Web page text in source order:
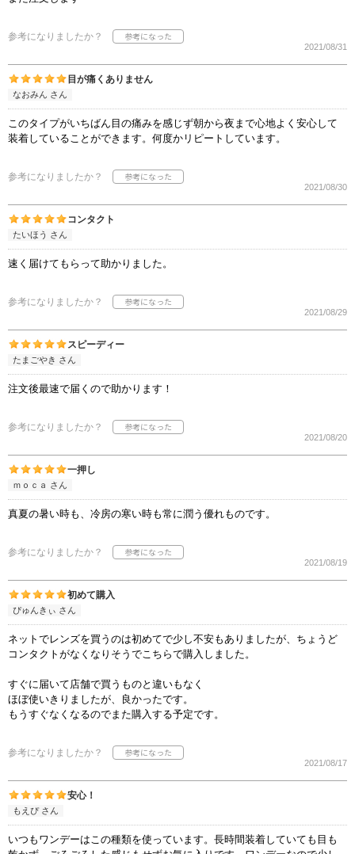
参考になりましたか？
2021/08/31
目が痛くありません
なおみん さん
このタイプがいちばん目の痛みを感じず朝から夜まで心地よく安心して
装着していることができます。何度かリピートしています。
参考になりましたか？
2021/08/30
コンタクト
たいほう さん
速く届けてもらって助かりました。
参考になりましたか？
2021/08/29
スピーディー
たまごやき さん
注文後最速で届くので助かります！
参考になりましたか？
2021/08/20
一押し
ｍｏｃａ さん
真夏の暑い時も、冷房の寒い時も常に潤う優れものです。
参考になりましたか？
2021/08/19
初めて購入
ぴゅんきぃ さん
ネットでレンズを買うのは初めてで少し不安もありましたが、ちょうど
コンタクトがなくなりそうでこちらで購入しました。
すぐに届いて店舗で買うものと違いもなく
ほぼ使いきりましたが、良かったです。
もうすぐなくなるのでまた購入する予定です。
参考になりましたか？
2021/08/17
安心！
もえぴ さん
いつもワンデーはこの種類を使っています。長時間装着していても目も